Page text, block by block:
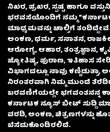
ನಿಖರ, ಪ್ರಖರ, ಸ್ಪಷ್ಟ ಹಾಗೂ
ಭರವಸೆಯೊಂದಿಗೆ ನಮ್ಮ
ಮಾಧ್ಯಮವನ್ನು ಚಾಲ್ತಿಗೆ ತಂದಿದ್ದೇವೆ.
ಅಂಕಣ, ಧರ್ಮ, ಸನಾತನ,
ಆರೋಗ್ಯ, ಆಹಾರ, ತಂತ್ರಜ್ಞಾನ,
ಜ್ಯೋತಿಷ್ಯ, ಪುರಾಣ, ಇತಿಹಾಸ
ವಿಭಾಗದಲ್ಲೂ ನಾವು ಕಣ್ಣಿಡುತ್ತಾ,
ನಿರಂತರವಾಗಿ ನಿಮ್ಮ ಮುಂದೆ
ಬರವಣಿಗೆಯಲ್ಲೇ ಭಗವಂತನನ್ನ
ಕರ್ನಾಟಕ ನ್ಯೂಸ್ ಬೀಟ್ ಸುದ್ದಿ
ವರದಿ, ಅಂಕಣ, ಚಿತ್ರಣಗಳನ್ನು
ಬೆಸೆದುಕೊಂಡಿರಲಿದೆ.